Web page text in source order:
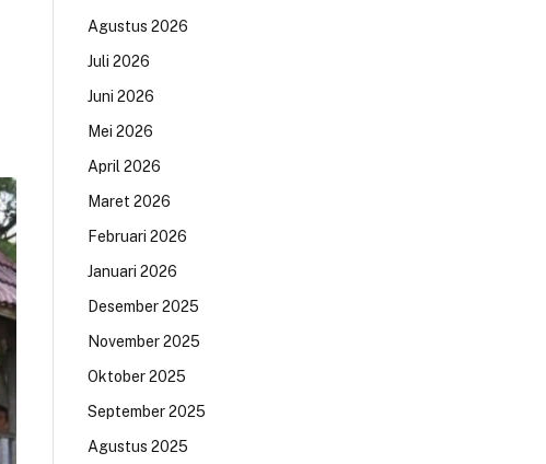
Agustus 2026
Juli 2026
Juni 2026
Mei 2026
April 2026
Maret 2026
Februari 2026
Januari 2026
Desember 2025
November 2025
Oktober 2025
September 2025
Agustus 2025